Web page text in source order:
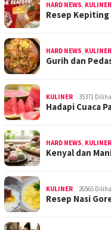
HARD NEWS, KULINER
Resep Kepiting
HARD NEWS, KULINER
Gurih dan
KULINER 35371
Hadapi Cuaca
HARD NEWS, KULINER
Kenyal dan
KULINER 26565
Resep Nasi